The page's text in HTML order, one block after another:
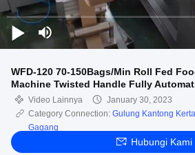
WFD-120 70-150Bags/Min Roll Fed
Machine Twisted Handle Fully
Video Lainnya
January 30, 2023
Category Connection: Gulung Kantong
Gagang
Hubungi Kami